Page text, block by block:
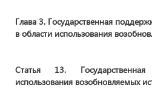
Глава 3. Государственная
в области использования
Статья 13.
использования возобновляемых